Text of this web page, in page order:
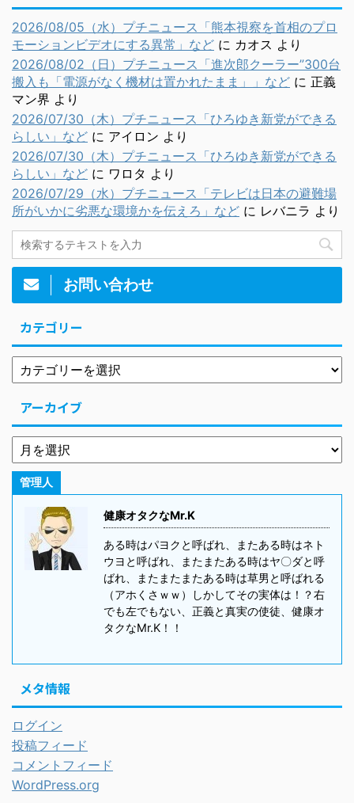
2026/08/05（水）プチニュース「熊本視察を首相のプロ
モーションビデオにする異常」など に カオス より
2026/08/02（日）プチニュース「進次郎クーラー”300台
搬入も「電源がなく機材は置かれたまま」」など に 正義
マン界 より
2026/07/30（木）プチニュース「ひろゆき新党ができる
らしい」など に アイロン より
2026/07/30（木）プチニュース「ひろゆき新党ができる
らしい」など に ワロタ より
2026/07/29（水）プチニュース「テレビは日本の避難場
所がいかに劣悪な環境かを伝えろ」など に レバニラ より
お問い合わせ
カテゴリー
アーカイブ
管理人
健康オタクなMr.K
ある時はパヨクと呼ばれ、またある時はネト
ウヨと呼ばれ、またまたある時はヤ〇ダと呼
ばれ、またまたまたある時は草男と呼ばれる
（アホくさｗｗ）しかしてその実体は！？右
でも左でもない、正義と真実の使徒、健康オ
タクなMr.K！！
メタ情報
ログイン
投稿フィード
コメントフィード
WordPress.org